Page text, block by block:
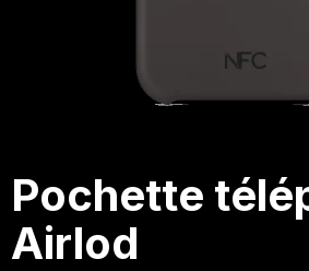
Pochette
Airlod